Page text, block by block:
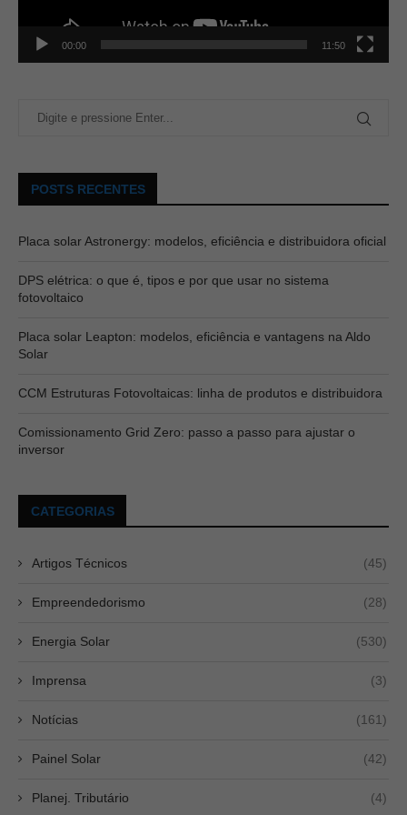
00:00 11:50
POSTS RECENTES
Placa solar Astronergy: modelos, eficiência e distribuidora oficial
DPS elétrica: o que é, tipos e por que usar no sistema
fotovoltaico
Placa solar Leapton: modelos, eficiência e vantagens na Aldo
Solar
CCM Estruturas Fotovoltaicas: linha de produtos e distribuidora
Comissionamento Grid Zero: passo a passo para ajustar o
inversor
CATEGORIAS
Artigos Técnicos (45)
Empreendedorismo (28)
Energia Solar (530)
Imprensa (3)
Notícias (161)
Painel Solar (42)
Planej. Tributário (4)